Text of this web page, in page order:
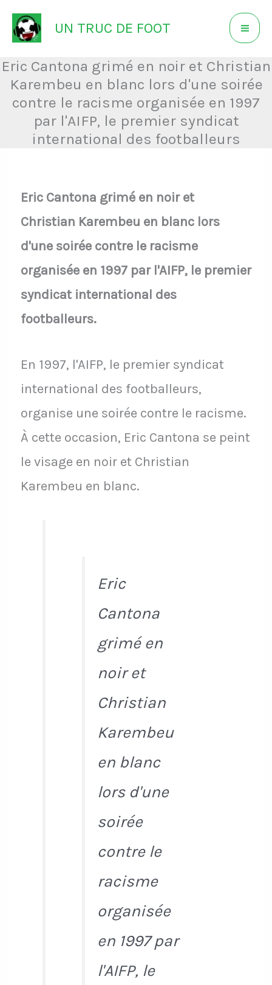
Aller
au
contenu
UN TRUC DE FOOT
Eric Cantona grimé en noir et Christian
Karembeu en blanc lors d'une soirée
contre le racisme organisée en 1997
par l'AIFP, le premier syndicat
international des footballeurs
Eric Cantona grimé en noir et
Christian Karembeu en blanc lors
d'une soirée contre le racisme
organisée en 1997 par l'AIFP, le premier
syndicat international des
footballeurs.
En 1997, l'AIFP, le premier syndicat
international des footballeurs,
organise une soirée contre le racisme.
À cette occasion, Eric Cantona se peint
le visage en noir et Christian
Karembeu en blanc.
Eric
Cantona
grimé en
noir et
Christian
Karembeu
en blanc
lors d'une
soirée
contre le
racisme
organisée
en 1997 par
l'AIFP, le